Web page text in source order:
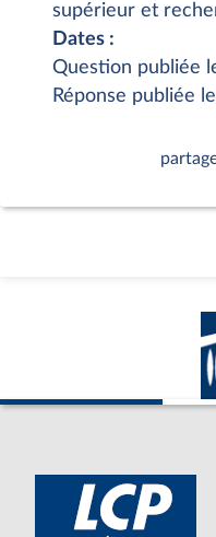
supérieur et
Dates :
Question publiée
Réponse publiée le